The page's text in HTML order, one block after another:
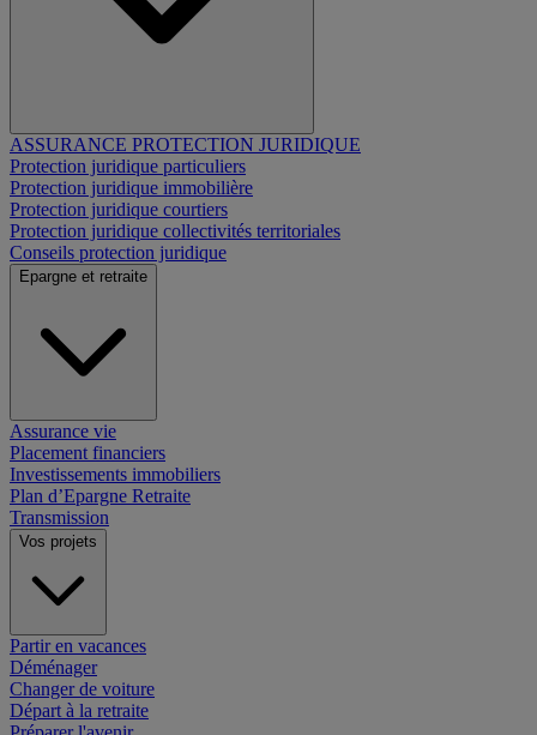
ASSURANCE PROTECTION JURIDIQUE
Protection juridique particuliers
Protection juridique immobilière
Protection juridique courtiers
Protection juridique collectivités territoriales
Conseils protection juridique
Epargne et retraite
Assurance vie
Placement financiers
Investissements immobiliers
Plan d’Epargne Retraite
Transmission
Vos projets
Partir en vacances
Déménager
Changer de voiture
Départ à la retraite